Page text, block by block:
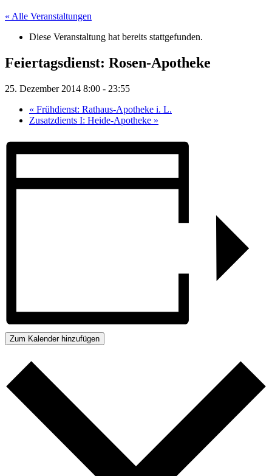
« Alle Veranstaltungen
Diese Veranstaltung hat bereits stattgefunden.
Feiertagsdienst: Rosen-Apotheke
25. Dezember 2014 8:00 - 23:55
« Frühdienst: Rathaus-Apotheke i. L.
Zusatzdients I: Heide-Apotheke »
Zum Kalender hinzufügen